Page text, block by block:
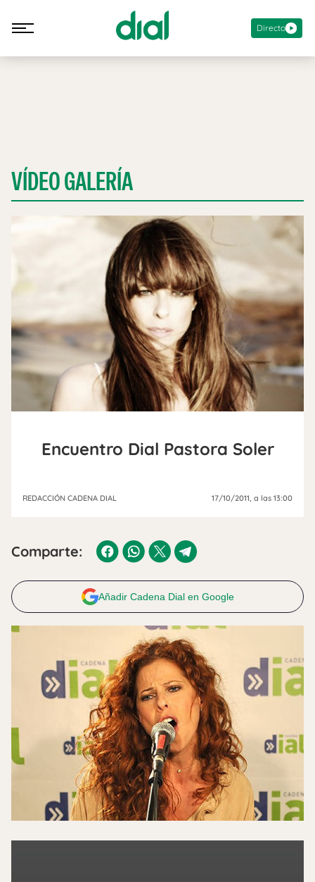
Directo
VÍDEO GALERÍA
Encuentro Dial Pastora Soler
REDACCIÓN CADENA DIAL 17/10/2011 , a las 13:00
Comparte:
Añadir Cadena Dial en Google